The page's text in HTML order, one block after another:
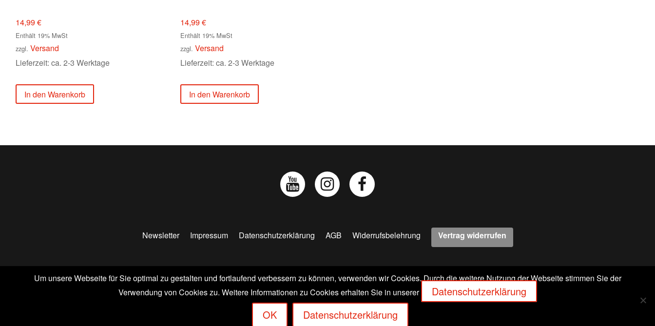
14,99€
Enthält 19% MwSt
zzgl. Versand
Lieferzeit: ca. 2-3 Werktage
In den Warenkorb
14,99€
Enthält 19% MwSt
zzgl. Versand
Lieferzeit: ca. 2-3 Werktage
In den Warenkorb
Newsletter Impressum Datenschutzerklärung AGB Widerrufsbelehrung Vertrag widerrufen
© ABACUSSPIELE VERLAGS GMBH & CO. KG | SCHOPENHAUERSTR. 41 | D-63303 DREIEICH
Um unsere Webseite für Sie optimal zu gestalten und fortlaufend verbessern zu können, verwenden wir Cookies. Durch die weitere Nutzung der Webseite stimmen Sie der
Verwendung von Cookies zu. Weitere Informationen zu Cookies erhalten Sie in unserer
Datenschutzerklärung
OK
Datenschutzerklärung